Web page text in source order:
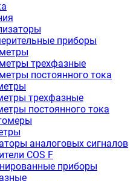
приборы
трехфазные
постоянного тока
трехфазные
постоянного тока
аналоговых сигналов
COS F
приборы